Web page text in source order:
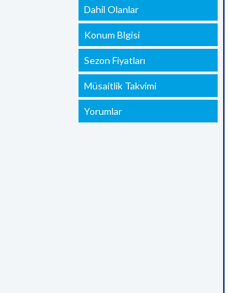
Dahil Olanlar
Konum Blgisi
Sezon Fiyatları
Müsaitlik Takvimi
Yorumlar